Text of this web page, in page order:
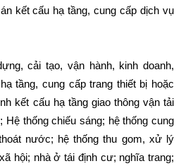
kết cấu hạ tầng, cung cấp dịch vụ
cải tạo, vận hành, kinh doanh,
tầng, cung cấp trang thiết bị hoặc
kết cấu hạ tầng giao thông vận tải
thống chiếu sáng; hệ thống cung
nước; hệ thống thu gom, xử lý
hội; nhà ở tái định cư; nghĩa trang;